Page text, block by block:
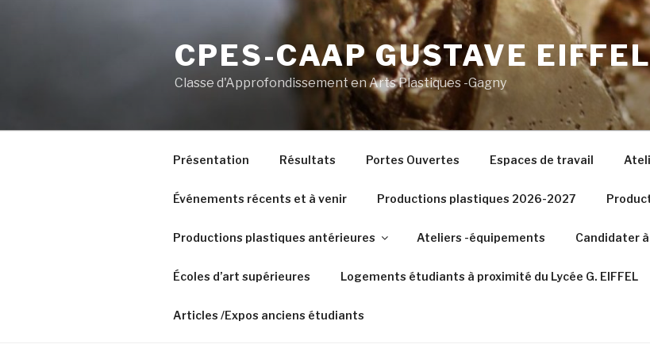
CPES-CAAP GUSTAVE
Classe d'Approfondissement en Arts Plastiques -Gagny
Présentation Résultats Portes Ouvertes Espaces de travail
Événements récents et à venir Productions plastiques 2026-2027
Productions plastiques antérieures Ateliers -équipements Candidater à
Écoles d’art supérieures Logements étudiants à proximité du Lycée G. EIFFEL
Articles /Expos anciens étudiants